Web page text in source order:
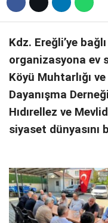
Kdz. Ereğli’ye
organizasyona ev
Köyü Muhtarlığı
Dayanışma
Hıdırellez ve
siyaset dünyasını